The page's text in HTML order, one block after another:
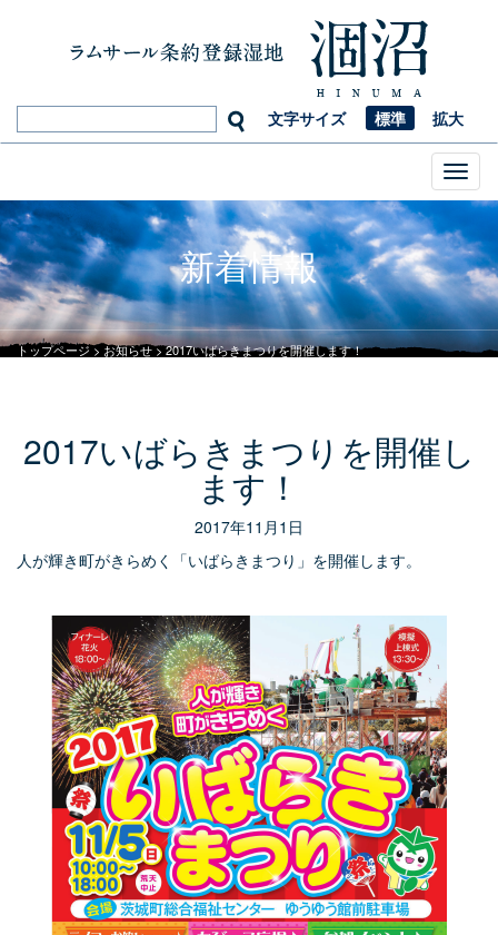
文字サイズ 標準 拡大
新着情報
トップページ>お知らせ>2017いばらきまつりを開催します！
2017いばらきまつりを開催し
ます！
2017年11月1日
人が輝き町がきらめく「いばらきまつり」を開催します。